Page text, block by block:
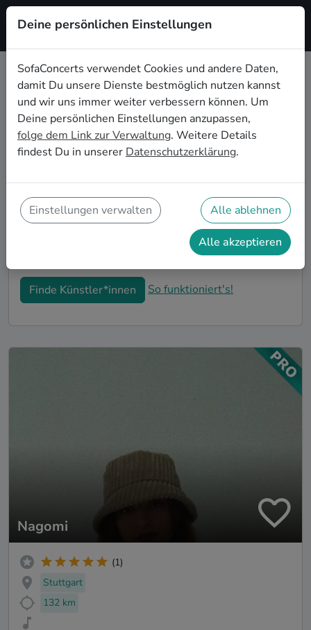
Registrieren
Electronic Live-Musik für den
Sektempfang in Freiburg im
Breisgau
Ihr seid auf der Suche nach musikalischer
romantische Electronic Singer-Songwriter*innen und
stimmungsvolle Bands, die eure Feierlichkeiten und
den Hochzeits-Sektempfang in Freiburg im Breisgau
Finde Künstler*innen So funktioniert's!
Nagomi
(1)
Stuttgart
132 km
Deine persönlichen Einstellungen
SofaConcerts verwendet Cookies und andere Daten,
damit Du unsere Dienste bestmöglich nutzen kannst
und wir uns immer weiter verbessern können. Um
Deine persönlichen Einstellungen anzupassen,
folge dem Link zur Verwaltung. Weitere Details
findest Du in unserer Datenschutzerklärung.
Einstellungen verwalten Alle ablehnen
Alle akzeptieren